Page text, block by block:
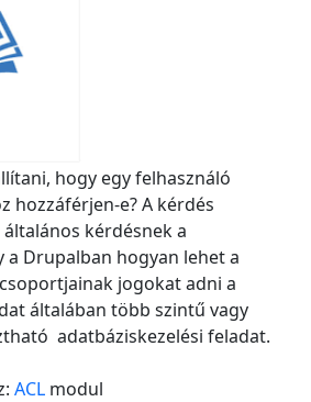
hogy egy felhasználó
hozzáférjen-e? A kérdés
kérdésnek a
a Drupalban hogyan lehet a
jogokat adni a
általában több szintű vagy
adatbáziskezelési feladat.
ACL modul